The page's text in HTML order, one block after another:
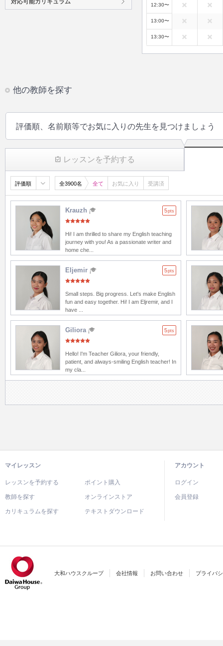
対応可能カリキュラム 12:30〜
13:00〜
13:30〜
他の教師を探す
レッスンを予約する
評価順、名前順等でお気に入りの先生を見つけましょう
評価順 全3900名 全て お気に入り 受講済
Krauzh 5pts
Hi! I am thrilled to share my English teaching
journey with you! As a passionate writer and
home che...
Eljemir 5pts
Small steps. Big progress. Let's make English
fun and easy together. Hi! I am Eljremir, and I
have ...
Giliora 5pts
Hello! I'm Teacher Giliora, your friendly,
patient, and always-smiling English teacher! In
my cla...
マイレッスン
レッスンを予約する ポイント購入
教師を探す オンラインストア
カリキュラムを探す テキストダウンロード
アカウント
ログイン
会員登録
大和ハウスクループ 会社情報 お問い合わせ プライバ